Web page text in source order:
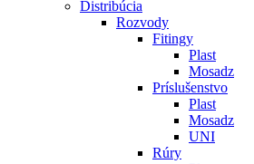
Distribúcia
Rozvody
Fitingy
Plast
Mosadz
Príslušenstvo
Plast
Mosadz
UNI
Rúry